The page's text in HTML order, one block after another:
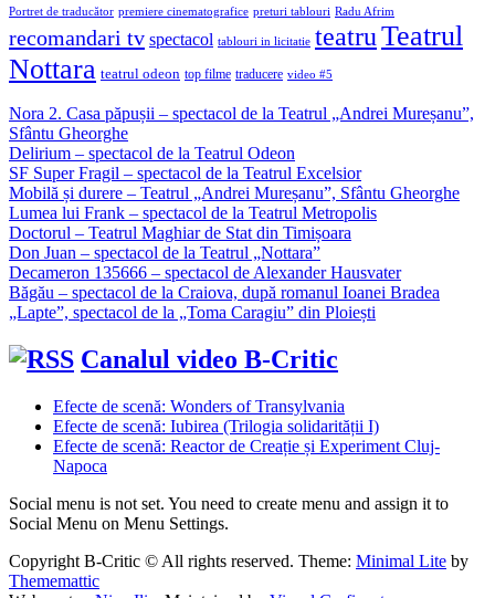
Portret de traducător premiere cinematografice preturi tablouri Radu Afrim
recomandari tv spectacol tablouri in licitatie teatruTeatrul
Nottara teatrul odeon top filme traducere video #5
Nora 2. Casa păpușii – spectacol de la Teatrul „Andrei Mureșanu”,
Sfântu Gheorghe
Delirium – spectacol de la Teatrul Odeon
SF Super Fragil – spectacol de la Teatrul Excelsior
Mobilă și durere – Teatrul „Andrei Mureșanu”, Sfântu Gheorghe
Lumea lui Frank – spectacol de la Teatrul Metropolis
Doctorul – Teatrul Maghiar de Stat din Timișoara
Don Juan – spectacol de la Teatrul „Nottara”
Decameron 135666 – spectacol de Alexander Hausvater
Băgău – spectacol de la Craiova, după romanul Ioanei Bradea
„Lapte”, spectacol de la „Toma Caragiu” din Ploiești
Canalul video B-Critic
Efecte de scenă: Wonders of Transylvania
Efecte de scenă: Iubirea (Trilogia solidarității I)
Efecte de scenă: Reactor de Creație și Experiment Cluj-
Napoca
Social menu is not set. You need to create menu and assign it to
Social Menu on Menu Settings.
Copyright B-Critic © All rights reserved. Theme: Minimal Lite by
Thememattic